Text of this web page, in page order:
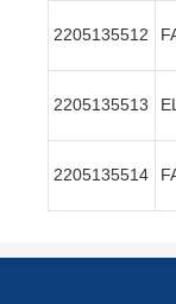
2205135512
2205135513
2205135514